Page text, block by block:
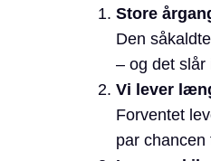
Store
Den
– og det slår
Vi lever
Forventet
par